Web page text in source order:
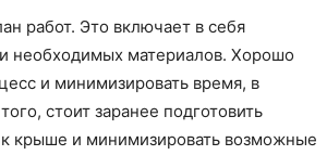
работ. Это включает в себя
необходимых материалов. Хорошо
и минимизировать время, в
стоит заранее подготовить
к крыше и минимизировать возможные